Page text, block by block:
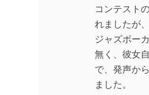
コンテスト
れましたが
ジャズボー
無く、彼女
で、発声か
ました。